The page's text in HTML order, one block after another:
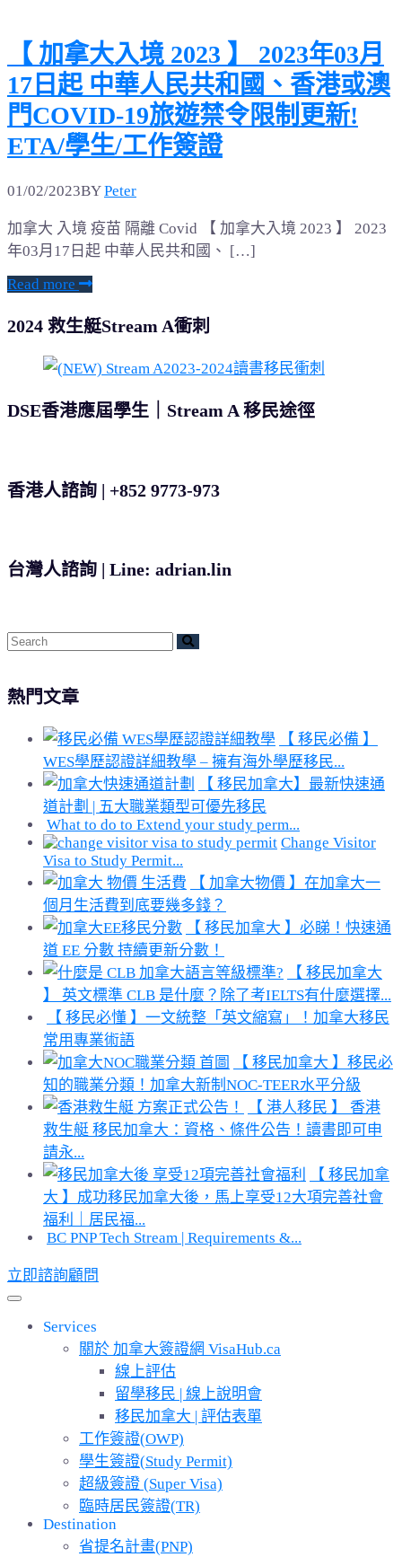
【 加拿大入境 2023 】 2023年03月
17日起 中華人民共和國、香港或澳
門COVID-19旅遊禁令限制更新!
ETA/學生/工作簽證
01/02/2023BYPeter
加拿大 入境 疫苗 隔離 Covid 【 加拿大入境 2023 】 2023
年03月17日起 中華人民共和國、 […]
Read more
2024 救生艇Stream A衝刺
DSE香港應屆學生｜Stream A 移民途徑
香港人諮詢 | +852 9773-973
台灣人諮詢 | Line: adrian.lin
熱門文章
【 移民必備 】
WES學歷認證詳細教學 – 擁有海外學歷移民...
【 移民加拿大】最新快速通
道計劃 | 五大職業類型可優先移民
What to do to Extend your study perm...
Change Visitor
Visa to Study Permit...
【 加拿大物價 】在加拿大一
個月生活費到底要幾多錢？
【 移民加拿大 】必睇！快速通
道 EE 分數 持續更新分數！
【 移民加拿大
】 英文標準 CLB 是什麼？除了考IELTS有什麼選擇...
【 移民必懂 】一文統整「英文縮寫」！加拿大移民
常用專業術語
【 移民加拿大 】移民必
知的職業分類！加拿大新制NOC-TEER水平分級
【 港人移民 】 香港
救生艇 移民加拿大：資格、條件公告！讀書即可申
請永...
【 移民加拿
大 】成功移民加拿大後，馬上享受12大項完善社會
福利｜居民福...
BC PNP Tech Stream | Requirements &...
立即諮詢顧問
Services
關於 加拿大簽證網 VisaHub.ca
線上評估
留學移民 | 線上說明會
移民加拿大 | 評估表單
工作簽證(OWP)
學生簽證(Study Permit)
超級簽證 (Super Visa)
臨時居民簽證(TR)
Destination
省提名計畫(PNP)